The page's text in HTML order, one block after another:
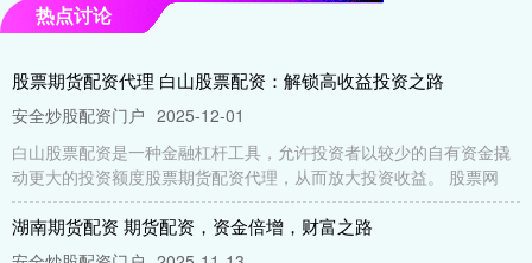
热点讨论
股票期货配资代理 白山股票配资：解锁高收益投资之路
安全炒股配资门户 2025-12-01
白山股票配资是一种金融杠杆工具，允许投资者以较少的自有资金撬
动更大的投资额度股票期货配资代理，从而放大投资收益。 股票网
湖南期货配资 期货配资，资金倍增，财富之路